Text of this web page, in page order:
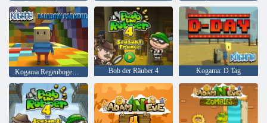
Bob der Räuber 4 Kogama: D Tag